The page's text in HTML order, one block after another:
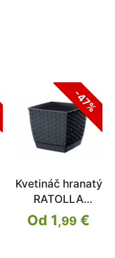
-47%
Kvetináč hranatý
RATOLLA
SQUARE
Od 1,99 €